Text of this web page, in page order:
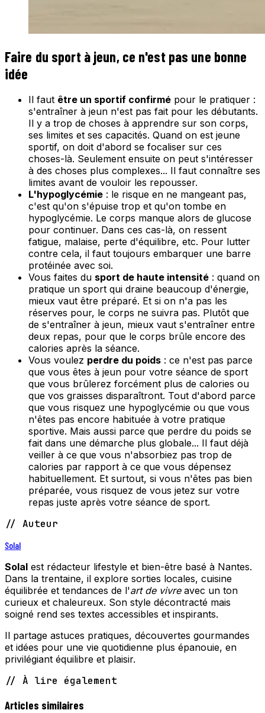
Faire du sport à jeun, ce n'est pas une bonne
idée
Il faut être un sportif confirmé pour le pratiquer :
s'entraîner à jeun n'est pas fait pour les débutants.
Il y a trop de choses à apprendre sur son corps,
ses limites et ses capacités. Quand on est jeune
sportif, on doit d'abord se focaliser sur ces
choses-là. Seulement ensuite on peut s'intéresser
à des choses plus complexes... Il faut connaître ses
limites avant de vouloir les repousser.
L'hypoglycémie : le risque en ne mangeant pas,
c'est qu'on s'épuise trop et qu'on tombe en
hypoglycémie. Le corps manque alors de glucose
pour continuer. Dans ces cas-là, on ressent
fatigue, malaise, perte d'équilibre, etc. Pour lutter
contre cela, il faut toujours embarquer une barre
protéinée avec soi.
Vous faites du sport de haute intensité : quand on
pratique un sport qui draine beaucoup d'énergie,
mieux vaut être préparé. Et si on n'a pas les
réserves pour, le corps ne suivra pas. Plutôt que
de s'entraîner à jeun, mieux vaut s'entraîner entre
deux repas, pour que le corps brûle encore des
calories après la séance.
Vous voulez perdre du poids : ce n'est pas parce
que vous êtes à jeun pour votre séance de sport
que vous brûlerez forcément plus de calories ou
que vos graisses disparaîtront. Tout d'abord parce
que vous risquez une hypoglycémie ou que vous
n'êtes pas encore habituée à votre pratique
sportive. Mais aussi parce que perdre du poids se
fait dans une démarche plus globale... Il faut déjà
veiller à ce que vous n'absorbiez pas trop de
calories par rapport à ce que vous dépensez
habituellement. Et surtout, si vous n'êtes pas bien
préparée, vous risquez de vous jetez sur votre
repas juste après votre séance de sport.
// Auteur
Solal
Solal est rédacteur lifestyle et bien-être basé à Nantes.
Dans la trentaine, il explore sorties locales, cuisine
équilibrée et tendances de l'art de vivreavec un ton
curieux et chaleureux. Son style décontracté mais
soigné rend ses textes accessibles et inspirants.
Il partage astuces pratiques, découvertes gourmandes
et idées pour une vie quotidienne plus épanouie, en
privilégiant équilibre et plaisir.
// À lire également
Articles similaires